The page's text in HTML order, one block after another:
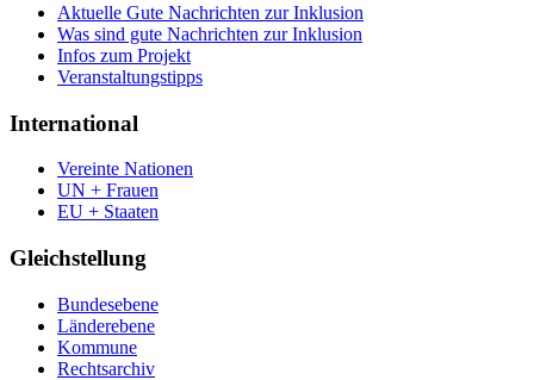
Aktuelle Gute Nachrichten zur Inklusion
Was sind gute Nachrichten zur Inklusion
Infos zum Projekt
Veranstaltungstipps
International
Vereinte Nationen
UN + Frauen
EU + Staaten
Gleichstellung
Bundesebene
Länderebene
Kommune
Rechtsarchiv